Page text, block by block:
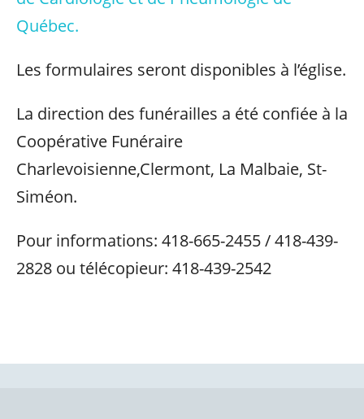
Québec.
Les formulaires seront disponibles à l’église.
La direction des funérailles a été confiée à la
Coopérative Funéraire
Charlevoisienne,Clermont, La Malbaie, St-
Siméon.
Pour informations: 418-665-2455 / 418-439-
2828 ou télécopieur: 418-439-2542